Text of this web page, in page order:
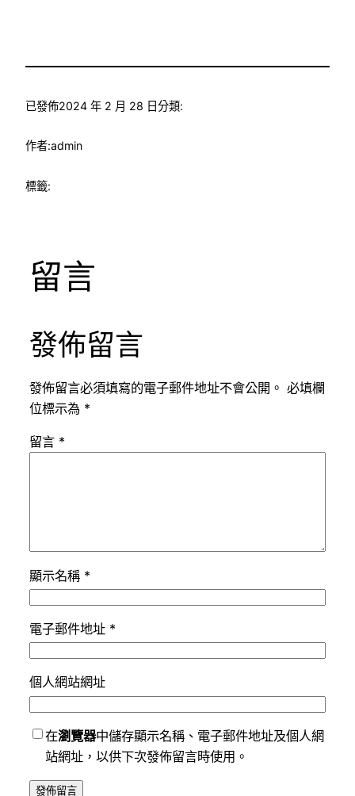
已發佈2024 年 2 月 28 日分類:
作者:admin
標籤:
留言
發佈留言
發佈留言必須填寫的電子郵件地址不會公開。 必填欄
位標示為 *
留言 *
顯示名稱 *
電子郵件地址 *
個人網站網址
在瀏覽器中儲存顯示名稱、電子郵件地址及個人網
站網址，以供下次發佈留言時使用。